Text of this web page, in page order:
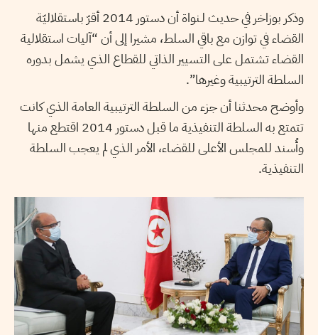
وذكر بوزاخر في حديث لـنواة أن دستور 2014 أقرّ باستقلاليّة
القضاء في توازن مع باقي السلط، مشيرا إلى أن “آليات استقلالية
القضاء تشتمل على التسيير الذاتي للقطاع الذي يشمل بدوره
السلطة الترتيبية وغيرها”.
وأوضح محدثنا أن جزء من السلطة الترتيبية العامة الذي كانت
تتمتع به السلطة التنفيذية ما قبل دستور 2014 اقتطع منها
وأُسند للمجلس الأعلى للقضاء، الأمر الذي لم يعجب السلطة
التنفيذية.